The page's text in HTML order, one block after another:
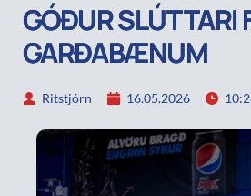
GÓÐUR SLÚTTARI
GARÐABÆNUM
Ritstjórn 16.05.2026